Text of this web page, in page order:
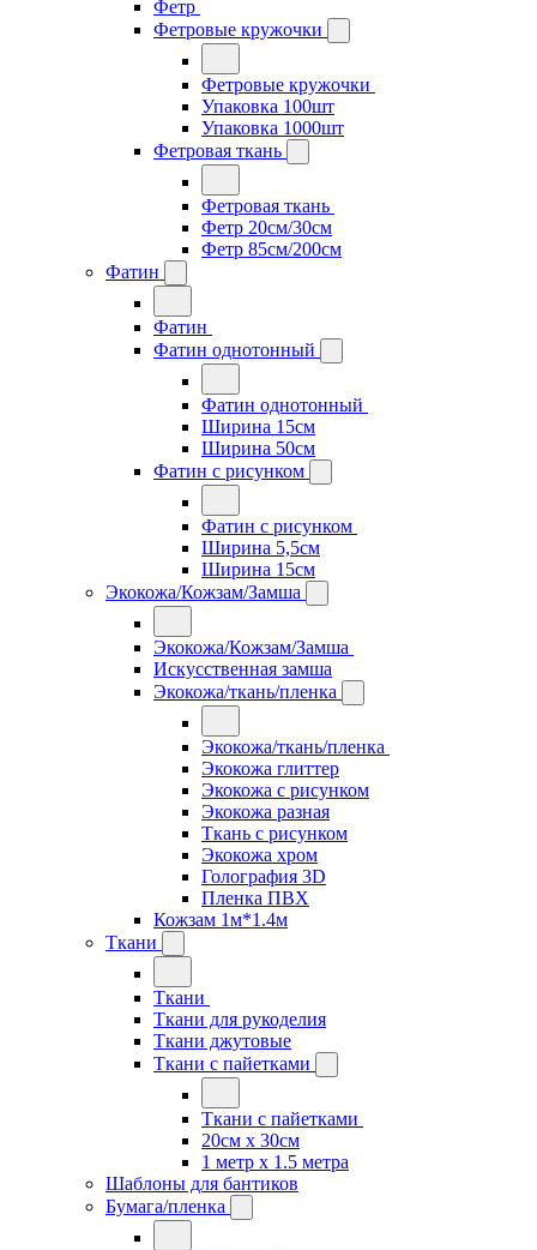
Фетр
Фетровые кружочки
Фетровые кружочки
Упаковка 100шт
Упаковка 1000шт
Фетровая ткань
Фетровая ткань
Фетр 20см/30см
Фетр 85см/200см
Фатин
Фатин
Фатин однотонный
Фатин однотонный
Ширина 15см
Ширина 50см
Фатин с рисунком
Фатин с рисунком
Ширина 5,5см
Ширина 15см
Экокожа/Кожзам/Замша
Экокожа/Кожзам/Замша
Искусственная замша
Экокожа/ткань/пленка
Экокожа/ткань/пленка
Экокожа глиттер
Экокожа с рисунком
Экокожа разная
Ткань с рисунком
Экокожа хром
Голография 3D
Пленка ПВХ
Кожзам 1м*1.4м
Ткани
Ткани
Ткани для рукоделия
Ткани джутовые
Ткани с пайетками
Ткани с пайетками
20см х 30см
1 метр х 1.5 метра
Шаблоны для бантиков
Бумага/пленка